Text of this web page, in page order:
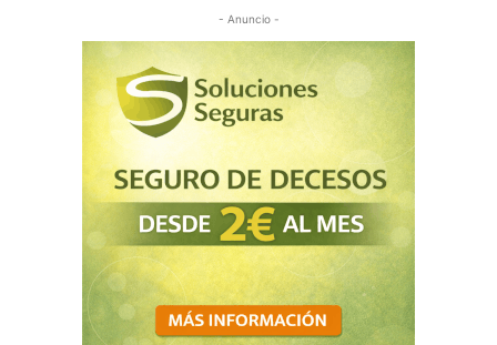
- Anuncio -